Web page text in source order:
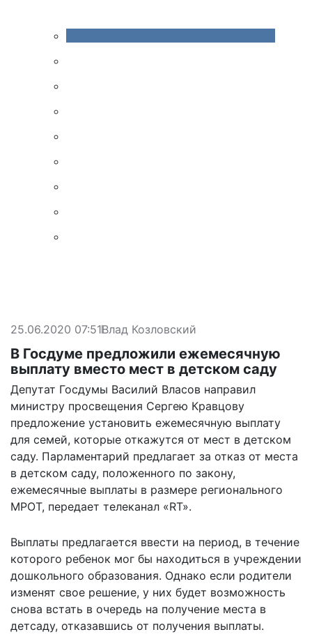
25.06.2020 07:51Влад Козловский
В Госдуме предложили ежемесячную
выплату вместо мест в детском саду
Депутат Госдумы Василий Власов направил
министру просвещения Сергею Кравцову
предложение установить ежемесячную выплату
для семей, которые откажутся от мест в детском
саду. Парламентарий предлагает за отказ от места
в детском саду, положенного по закону,
ежемесячные выплаты в размере регионального
МРОТ, передает телеканал «RT».
Выплаты предлагается ввести на период, в течение
которого ребенок мог бы находиться в учреждении
дошкольного образования. Однако если родители
изменят свое решение, у них будет возможность
снова встать в очередь на получение места в
детсаду, отказавшись от получения выплаты.